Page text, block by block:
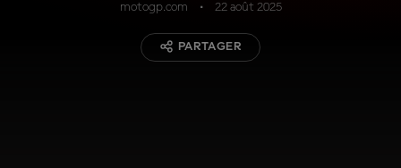
motogp.com 22 août 2025
PARTAGER